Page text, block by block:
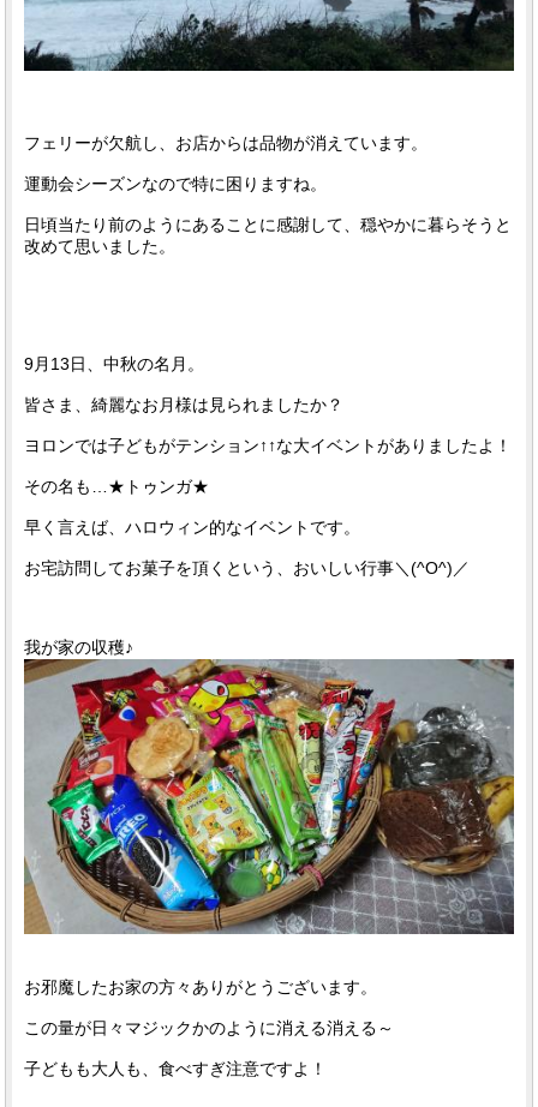
フェリーが欠航し、お店からは品物が消えています。
運動会シーズンなので特に困りますね。
日頃当たり前のようにあることに感謝して、穏やかに暮らそうと
改めて思いました。
9月13日、中秋の名月。
皆さま、綺麗なお月様は見られましたか？
ヨロンでは子どもがテンション↑↑な大イベントがありましたよ！
その名も…★トゥンガ★
早く言えば、ハロウィン的なイベントです。
お宅訪問してお菓子を頂くという、おいしい行事＼(^O^)／
我が家の収穫♪
お邪魔したお家の方々ありがとうございます。
この量が日々マジックかのように消える消える～
子どもも大人も、食べすぎ注意ですよ！